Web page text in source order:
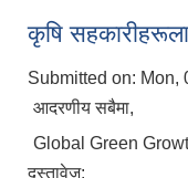
कृषि
Submitted on: Mon,
आदरणीय सबैमा,
Global Green
दस्तावेज: